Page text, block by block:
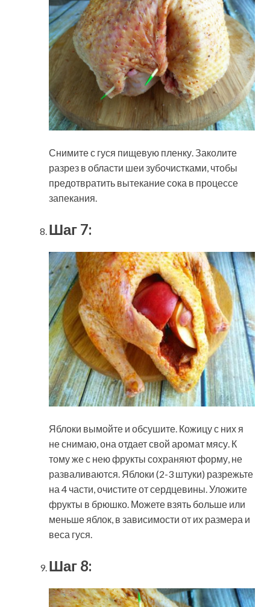
Снимите с гуся пищевую пленку. Заколите
разрез в области шеи зубочистками, чтобы
предотвратить вытекание сока в процессе
запекания.
Шаг 7:
Яблоки вымойте и обсушите. Кожицу с них я
не снимаю, она отдает свой аромат мясу. К
тому же с нею фрукты сохраняют форму, не
разваливаются. Яблоки (2-3 штуки) разрежьте
на 4 части, очистите от сердцевины. Уложите
фрукты в брюшко. Можете взять больше или
меньше яблок, в зависимости от их размера и
веса гуся.
Шаг 8: